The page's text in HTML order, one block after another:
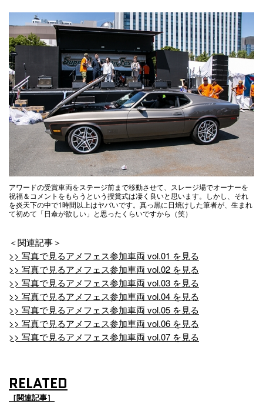
アワードの受賞車両をステージ前まで移動させて、スレージ場でオーナーを
祝福＆コメントをもらうという授賞式は凄く良いと思います。しかし、それ
を炎天下の中で1時間以上はヤバいです。真っ黒に日焼けした筆者が、生まれ
て初めて「日傘が欲しい」と思ったくらいですから（笑）
＜関連記事＞
>> 写真で見るアメフェス参加車両 vol.01 を見る
>> 写真で見るアメフェス参加車両 vol.02 を見る
>> 写真で見るアメフェス参加車両 vol.03 を見る
>> 写真で見るアメフェス参加車両 vol.04 を見る
>> 写真で見るアメフェス参加車両 vol.05 を見る
>> 写真で見るアメフェス参加車両 vol.06 を見る
>> 写真で見るアメフェス参加車両 vol.07 を見る
RELATED
［関連記事］